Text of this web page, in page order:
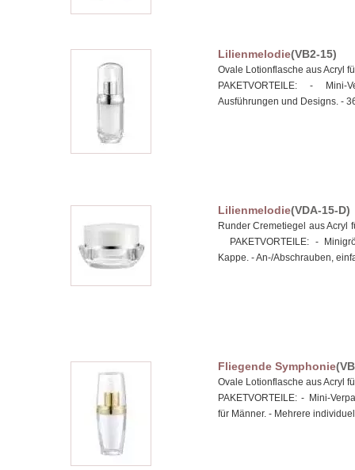
Lilienmelodie(VB2-15)
Ovale Lotionflasche aus Acryl
PAKETVORTEILE: - Mini-
Ausführungen und Designs. -
Lilienmelodie(VDA-15-D)
Runder Cremetiegel aus Acryl
PAKETVORTEILE: -
Kappe. - An-/Abschrauben,
Fliegende Symphonie
Ovale Lotionflasche aus Acryl
PAKETVORTEILE: - Mini-
für Männer. - Mehrere